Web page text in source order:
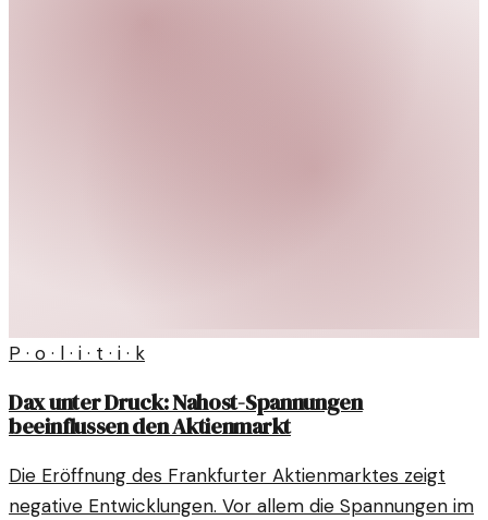
P · o · l · i · t · i · k
Dax unter Druck: Nahost-Spannungen
beeinflussen den Aktienmarkt
Die Eröffnung des Frankfurter Aktienmarktes zeigt
negative Entwicklungen. Vor allem die Spannungen im